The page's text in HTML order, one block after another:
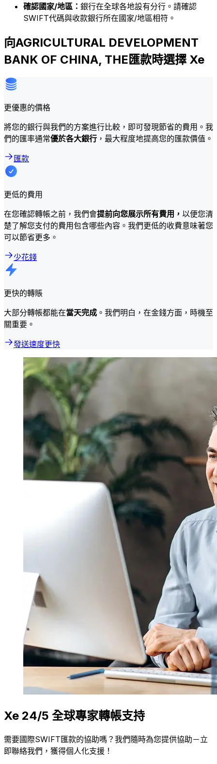
確認國家/地區： 銀行在全球各地設有分行。請確認
SWIFT代碼與收款銀行所在國家/地區相符。
向AGRICULTURAL DEVELOPMENT
BANK OF CHINA, THE匯款時選擇 Xe
更優惠的價格
將您的銀行與我們的方案進行比較，即可發現節省的費用。我
們的匯率通常優於各大銀行 ，最大程度地提高您的匯款價值。
匯款
更低的費用
在您確認轉帳之前，我們會提前向您展示所有費用， 以便您清
楚了解您支付的費用包含哪些內容。我們更低的收費意味著您
可以節省更多。
少花錢
更快的轉賬
大部分轉帳都能在當天完成 。我們明白，在金錢方面，時機至
關重要。
發送速度更快
Xe 24/5 全球專家轉帳支持
需要國際SWIFT匯款的協助嗎？我們隨時為您提供協助－立
即聯絡我們，獲得個人化支援！